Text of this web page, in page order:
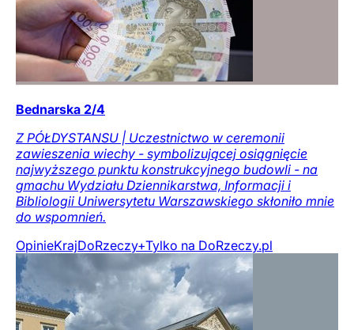
Bednarska 2/4
Z PÓŁDYSTANSU | Uczestnictwo w ceremonii
zawieszenia wiechy - symbolizującej osiągnięcie
najwyższego punktu konstrukcyjnego budowli - na
gmachu Wydziału Dziennikarstwa, Informacji i
Bibliologii Uniwersytetu Warszawskiego skłoniło mnie
do wspomnień.
OpinieKrajDoRzeczy+Tylko na DoRzeczy.pl